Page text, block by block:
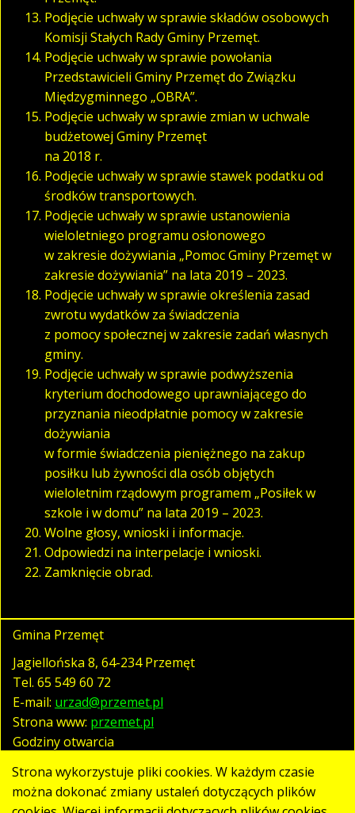
Podjęcie uchwały w sprawie składów osobowych
Komisji Stałych Rady Gminy Przemęt.
Podjęcie uchwały w sprawie powołania
Przedstawicieli Gminy Przemęt do Związku
Międzygminnego „OBRA”.
Podjęcie uchwały w sprawie zmian w uchwale
budżetowej Gminy Przemęt
na 2018 r.
Podjęcie uchwały w sprawie stawek podatku od
środków transportowych.
Podjęcie uchwały w sprawie ustanowienia
wieloletniego programu osłonowego
w zakresie dożywiania „Pomoc Gminy Przemęt w
zakresie dożywiania” na lata 2019 – 2023.
Podjęcie uchwały w sprawie określenia zasad
zwrotu wydatków za świadczenia
z pomocy społecznej w zakresie zadań własnych
gminy.
Podjęcie uchwały w sprawie podwyższenia
kryterium dochodowego uprawniającego do
przyznania nieodpłatnie pomocy w zakresie
dożywiania
w formie świadczenia pieniężnego na zakup
posiłku lub żywności dla osób objętych
wieloletnim rządowym programem „Posiłek w
szkole i w domu” na lata 2019 – 2023.
Wolne głosy, wnioski i informacje.
Odpowiedzi na interpelacje i wnioski.
Zamknięcie obrad.
Gmina Przemęt
Jagiellońska 8, 64-234 Przemęt
Tel. 65 549 60 72
E-mail: urzad@przemet.pl
Strona www: przemet.pl
Godziny otwarcia
pn. - pt. 07:30 - 15:30
Strona wykorzystuje pliki cookies. W każdym czasie
można dokonać zmiany ustaleń dotyczących plików